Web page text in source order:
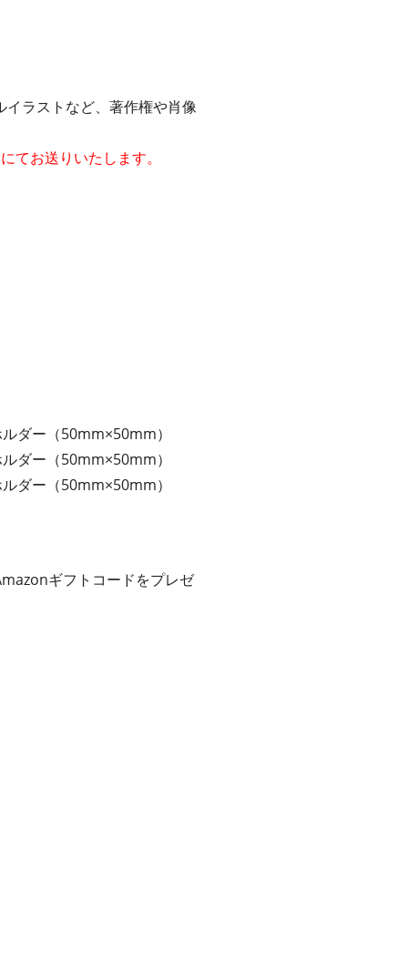
ラストなど、著作権や肖像
お送りいたします。
ダー（50mm×50mm）
ダー（50mm×50mm）
ダー（50mm×50mm）
ギフトコードをプレゼ